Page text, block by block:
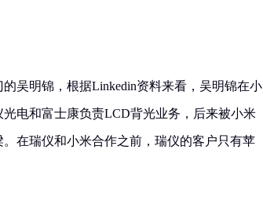
吴明锦，根据Linkedin资料来看，吴明锦在小
电和富士康负责LCD背光业务，后来被小米
在瑞仪和小米合作之前，瑞仪的客户只有苹